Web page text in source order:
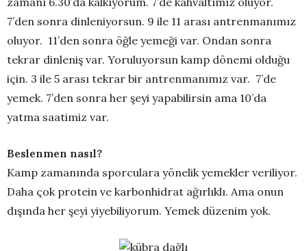
7’den sonra dinleniyorsun. 9 ile 11 arası antrenmanımız
oluyor. 11’den sonra öğle yemeği var. Ondan sonra
tekrar dinleniş var. Yoruluyorsun kamp dönemi olduğu
için. 3 ile 5 arası tekrar bir antrenmanımız var. 7’de
yemek. 7’den sonra her şeyi yapabilirsin ama 10’da
yatma saatimiz var.
Beslenmen nasıl?
Kamp zamanında sporculara yönelik yemekler veriliyor.
Daha çok protein ve karbonhidrat ağırlıklı. Ama onun
dışında her şeyi yiyebiliyorum. Yemek düzenim yok.